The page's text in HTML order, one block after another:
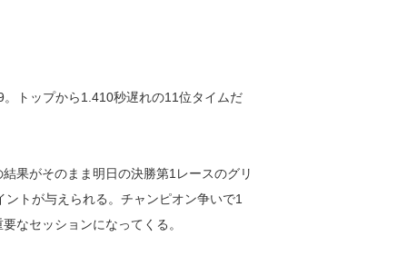
トップから1.410秒遅れの11位タイムだ
果がそのまま明日の決勝第1レースのグリ
トが与えられる。チャンピオン争いで1
なセッションになってくる。